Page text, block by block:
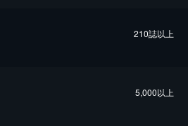
210誌以上
5,000以上